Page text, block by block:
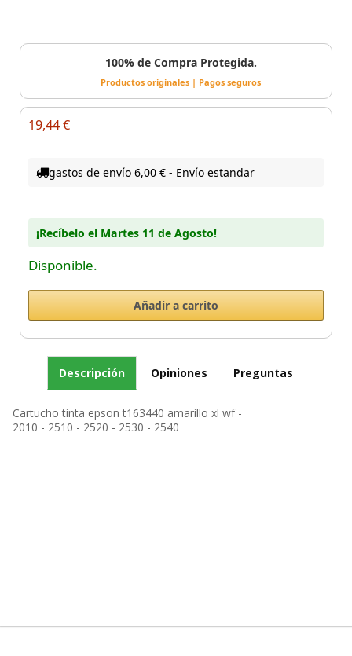
100% de Compra Protegida.
Productos originales | Pagos seguros
19,44 €
gastos de envío 6,00 € - Envío estandar
¡Recíbelo el Martes 11 de Agosto!
Disponible.
Descripción Opiniones Preguntas
Cartucho tinta epson t163440 amarillo xl wf -
2010 - 2510 - 2520 - 2530 - 2540